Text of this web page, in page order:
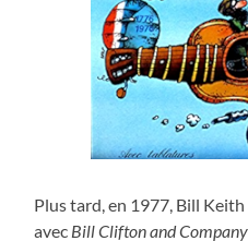
Plus tard, en 1977, Bill
avec Bill Clifton and Company